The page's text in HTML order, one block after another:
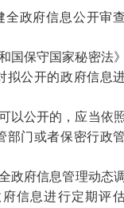
政府信息公开审
国保守国家秘密法
拟公开的政府信息
以公开的，应当依
部门或者保密行政
政府信息管理动态
信息进行定期评